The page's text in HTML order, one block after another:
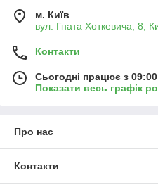
м. Київ
вул. Гната Хоткевича, 8,
Контакти
Сьогодні працює з
Показати весь графік
Про нас
Контакти